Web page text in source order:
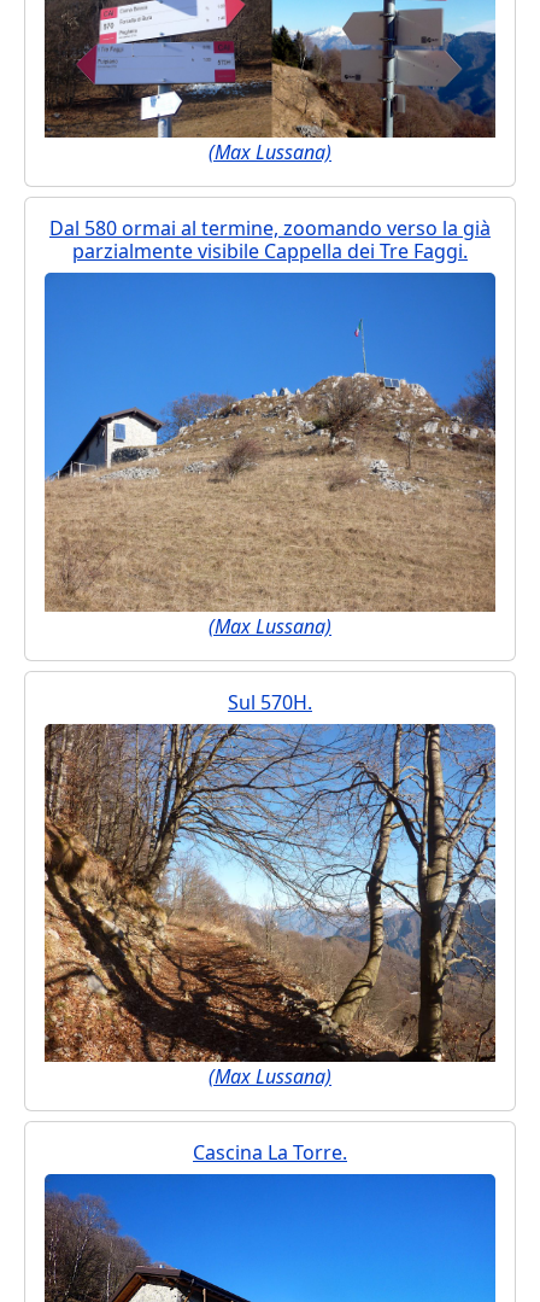
(Max Lussana)
Dal 580 ormai al termine, zoomando verso la già
parzialmente visibile Cappella dei Tre Faggi.
(Max Lussana)
Sul 570H.
(Max Lussana)
Cascina La Torre.